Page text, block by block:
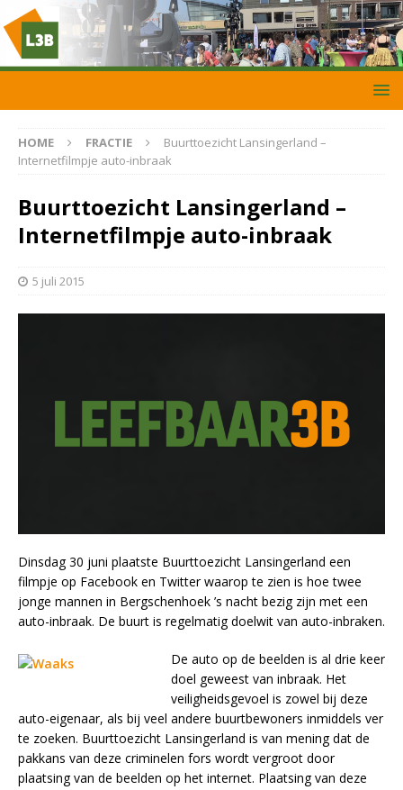
HOME FRACTIE
Buurttoezicht Lansingerland –
Internetfilmpje auto-inbraak
Buurttoezicht Lansingerland –
Internetfilmpje auto-inbraak
5 juli 2015
Dinsdag 30 juni plaatste Buurttoezicht Lansingerland een
filmpje op Facebook en Twitter waarop te zien is hoe twee
jonge mannen in Bergschenhoek ’s nacht bezig zijn met een
auto-inbraak. De buurt is regelmatig doelwit van auto-inbraken.
De auto op de beelden is al drie keer
doel geweest van inbraak. Het
veiligheidsgevoel is zowel bij deze
auto-eigenaar, als bij veel andere buurtbewoners inmiddels ver
te zoeken. Buurttoezicht Lansingerland is van mening dat de
pakkans van deze criminelen fors wordt vergroot door
plaatsing van de beelden op het internet. Plaatsing van deze